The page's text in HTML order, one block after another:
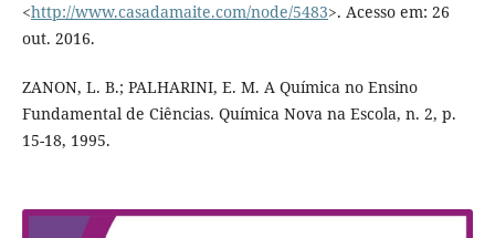
<http://www.casadamaite.com/node/5483>. Acesso em: 26
out. 2016.
ZANON, L. B.; PALHARINI, E. M. A Química no Ensino
Fundamental de Ciências. Química Nova na Escola, n. 2, p.
15-18, 1995.